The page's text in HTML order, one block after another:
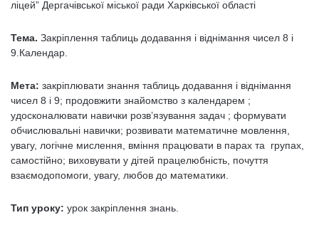
ліцей” Дергачівської міської ради Харківської області
Тема. Закріплення таблиць додавання і віднімання чисел 8 і
9.Календар.
Мета: закріплювати знання таблиць додавання і віднімання
чисел 8 і 9; продовжити знайомство з календарем ;
удосконалювати навички розв’язування задач ; формувати
обчислювальні навички; розвивати математичне мовлення,
увагу, логічне мислення, вміння працювати в парах та групах,
самостійно; виховувати у дітей працелюбність, почуття
взаємодопомоги, увагу, любов до математики.
Тип уроку: урок закріплення знань.